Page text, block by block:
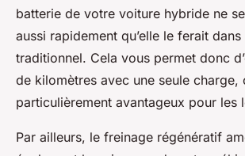
batterie de votre voiture hybride ne
aussi rapidement qu’elle le ferait
traditionnel. Cela vous permet donc
de kilomètres avec une seule charge,
particulièrement avantageux pour les
Par ailleurs, le freinage régénératif